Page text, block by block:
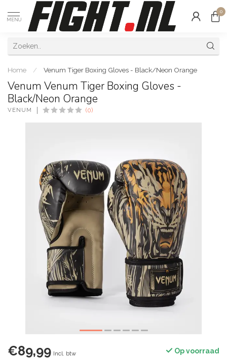
MENU
0
Home / Venum Tiger Boxing Gloves - Black/Neon Orange
Venum Venum Tiger Boxing Gloves -
Black/Neon Orange
VENUM (0)
€89,99 Incl. btw Op voorraad